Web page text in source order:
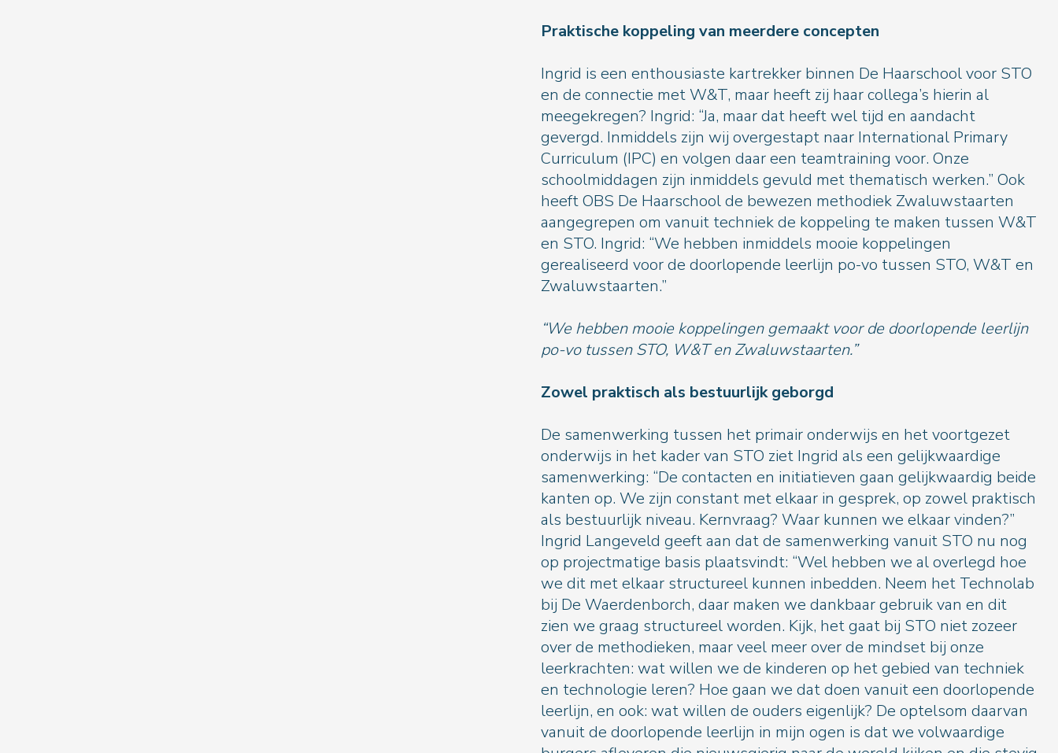
Praktische koppeling van meerdere concepten
Ingrid is een enthousiaste kartrekker binnen De Haarschool voor STO
en de connectie met W&T, maar heeft zij haar collega’s hierin al
meegekregen? Ingrid: “Ja, maar dat heeft wel tijd en aandacht
gevergd. Inmiddels zijn wij overgestapt naar International Primary
Curriculum (IPC) en volgen daar een teamtraining voor. Onze
schoolmiddagen zijn inmiddels gevuld met thematisch werken.” Ook
heeft OBS De Haarschool de bewezen methodiek Zwaluwstaarten
aangegrepen om vanuit techniek de koppeling te maken tussen W&T
en STO. Ingrid: “We hebben inmiddels mooie koppelingen
gerealiseerd voor de doorlopende leerlijn po-vo tussen STO, W&T en
Zwaluwstaarten.”
“We hebben mooie koppelingen gemaakt voor de doorlopende leerlijn
po-vo tussen STO, W&T en Zwaluwstaarten.”
Zowel praktisch als bestuurlijk geborgd
De samenwerking tussen het primair onderwijs en het voortgezet
onderwijs in het kader van STO ziet Ingrid als een gelijkwaardige
samenwerking: “De contacten en initiatieven gaan gelijkwaardig beide
kanten op. We zijn constant met elkaar in gesprek, op zowel praktisch
als bestuurlijk niveau. Kernvraag? Waar kunnen we elkaar vinden?”
Ingrid Langeveld geeft aan dat de samenwerking vanuit STO nu nog
op projectmatige basis plaatsvindt: “Wel hebben we al overlegd hoe
we dit met elkaar structureel kunnen inbedden. Neem het Technolab
bij De Waerdenborch, daar maken we dankbaar gebruik van en dit
zien we graag structureel worden. Kijk, het gaat bij STO niet zozeer
over de methodieken, maar veel meer over de mindset bij onze
leerkrachten: wat willen we de kinderen op het gebied van techniek
en technologie leren? Hoe gaan we dat doen vanuit een doorlopende
leerlijn, en ook: wat willen de ouders eigenlijk? De optelsom daarvan
vanuit de doorlopende leerlijn in mijn ogen is dat we volwaardige